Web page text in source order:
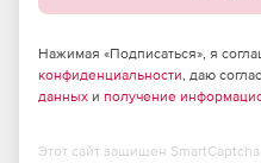
Нажимая «Подписаться», я
конфиденциальности, даю
данных и получение
Этот сайт защищен